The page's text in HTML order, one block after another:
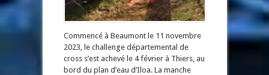
Commencé à Beaumont le 11 novembre
2023, le challenge départemental de
cross s’est achevé le 4 février à Thiers, au
bord du plan d’eau d’Iloa. La manche